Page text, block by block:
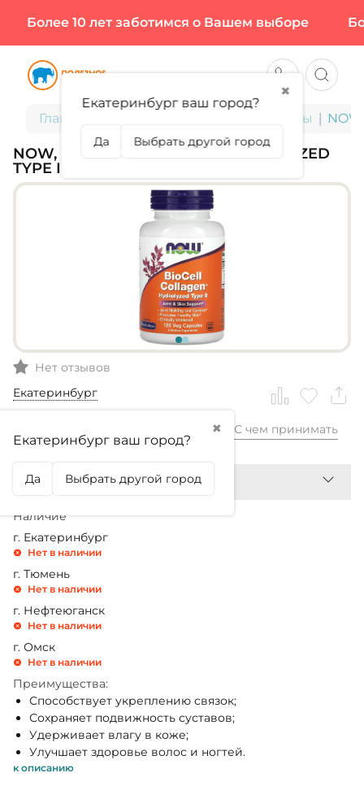
Более 10 лет заботимся о Вашем выборе
Главная БАДы для здоровья и красоты
NOW, BIOCELL COLLAGEN, HYDROLYZED
TYPE II, 120 КАПС (60 ПОРЦИЙ)
Нет отзывов
Екатеринбург
✖
Екатеринбург ваш город?
Да Выбрать другой город
3 999,99₽ С чем принимать
Наличие
г. Екатеринбург
Нет в наличии
г. Тюмень
Нет в наличии
г. Нефтеюганск
Нет в наличии
г. Омск
Нет в наличии
Преимущества:
Способствует укреплению связок;
Сохраняет подвижность суставов;
Удерживает влагу в коже;
Улучшает здоровье волос и ногтей.
к описанию
✖
Екатеринбург ваш город?
Да Выбрать другой город